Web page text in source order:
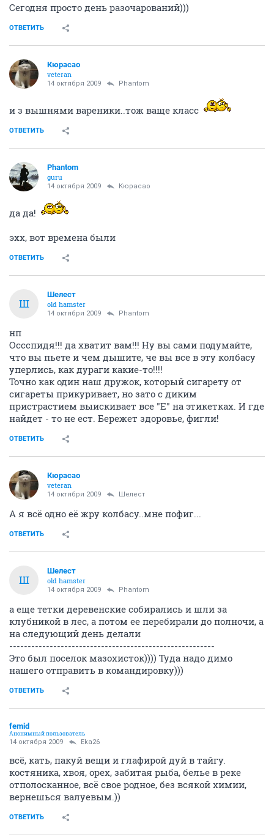
Сегодня просто день разочарований)))
ОТВЕТИТЬ
Кюрасао
veteran
14 октября 2009 Phantom
и з вышнями вареники..тож ваще класс
ОТВЕТИТЬ
Phantom
guru
14 октября 2009 Кюрасао
да да!
эхх, вот времена были
ОТВЕТИТЬ
Ш
Шелест
old hamster
14 октября 2009 Phantom
нп
Оссспидя!!! да хватит вам!!! Ну вы сами подумайте,
что вы пьете и чем дышите, че вы все в эту колбасу
уперлись, как дураги какие-то!!!!
Точно как один наш дружок, который сигарету от
сигареты прикуривает, но зато с диким
пристрастием выискивает все "Е" на этикетках. И где
найдет - то не ест. Бережет здоровье, фигли!
ОТВЕТИТЬ
Кюрасао
veteran
14 октября 2009 Шелест
А я всё одно её жру колбасу..мне пофиг...
ОТВЕТИТЬ
Ш
Шелест
old hamster
14 октября 2009 Phantom
а еще тетки деревенские собирались и шли за
клубникой в лес, а потом ее перебирали до полночи, а
на следующий день делали
--------------------------------------------------------
Это был поселок мазохисток)))) Туда надо димо
нашего отправить в командировку)))
ОТВЕТИТЬ
femid
Анонимный пользователь
14 октября 2009 Eka26
всё, кать, пакуй вещи и глафирой дуй в тайгу.
костяника, хвоя, орех, забитая рыба, белье в реке
отполосканное, всё свое родное, без всякой химии,
вернешься валуевым.))
ОТВЕТИТЬ